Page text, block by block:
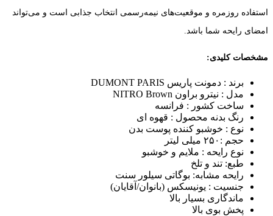
استفاده روزمره و موقعیت‌های نیمه‌رسمی انتخاب جذابی است و می‌تواند
امضای رایحه شما باشد.
مشخصات کلیدی:
برند : دمونت پاریس DUMONT PARIS
مدل : نیترو براون NITRO Brown
ساخت کشور : فرانسه
رنگ بدنه محصول : قهوه ای
نوع : خوشبو کننده پوست بدن
حجم :۲۵۰ میلی لیتر
نوع رایحه : ملایم و خوشبو
طبع: تند و تلخ
رایحه مشابه: بوگاتی سیلور سنت
جنسیت : یونیسکس (بانوان/آقایان)
ماندگاری بسیار بالا
پخش بوی بالا